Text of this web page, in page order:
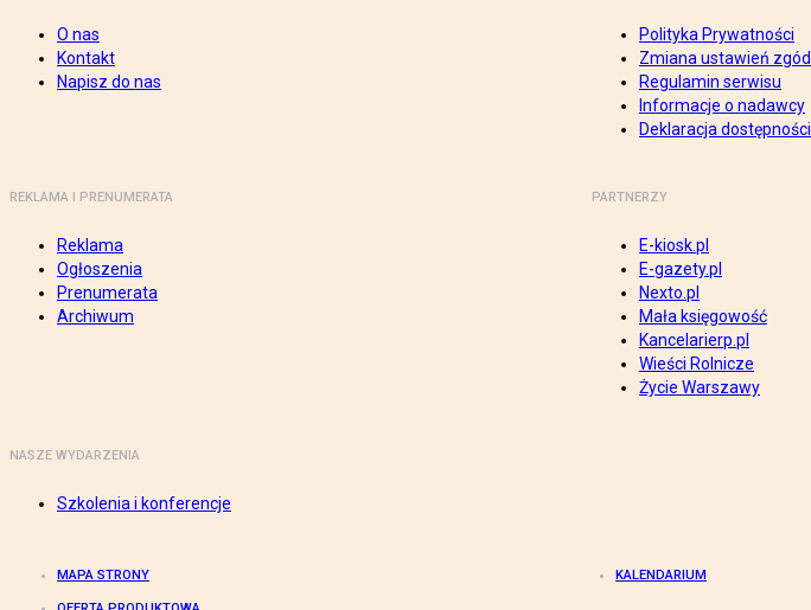
O nas
Kontakt
Napisz do nas
Polityka Prywatności
Zmiana ustawień zgód
Regulamin serwisu
Informacje o nadawcy
Deklaracja dostępności
REKLAMA I PRENUMERATA
Reklama
Ogłoszenia
Prenumerata
Archiwum
PARTNERZY
E-kiosk.pl
E-gazety.pl
Nexto.pl
Mała księgowość
Kancelarierp.pl
Wieści Rolnicze
Życie Warszawy
NASZE WYDARZENIA
Szkolenia i konferencje
MAPA STRONY KALENDARIUM